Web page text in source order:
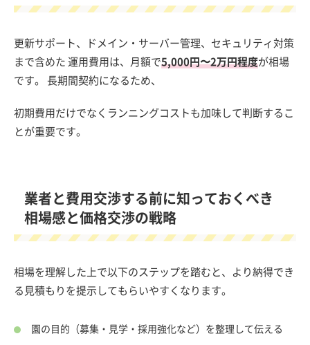
更新サポート、ドメイン・サーバー管理、セキュリティ対策
まで含めた 運用費用は、月額で5,000円〜2万円程度が相場
です。 長期間契約になるため、
初期費用だけでなくランニングコストも加味して判断するこ
とが重要です。
業者と費用交渉する前に知っておくべき
相場感と価格交渉の戦略
相場を理解した上で以下のステップを踏むと、より納得でき
る見積もりを提示してもらいやすくなります。
園の目的（募集・見学・採用強化など）を整理して伝える